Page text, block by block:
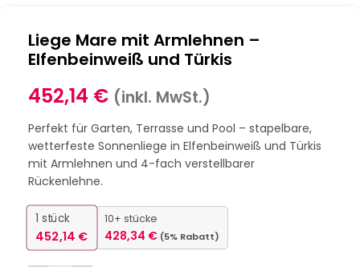
Liege Mare mit Armlehnen –
Elfenbeinweiß und Türkis
452,14 € (inkl. MwSt.)
Perfekt für Garten, Terrasse und Pool – stapelbare,
wetterfeste Sonnenliege in Elfenbeinweiß und Türkis
mit Armlehnen und 4-fach verstellbarer
Rückenlehne.
1 stück
452,14 €
10+ stücke
428,34 € (5% Rabatt)